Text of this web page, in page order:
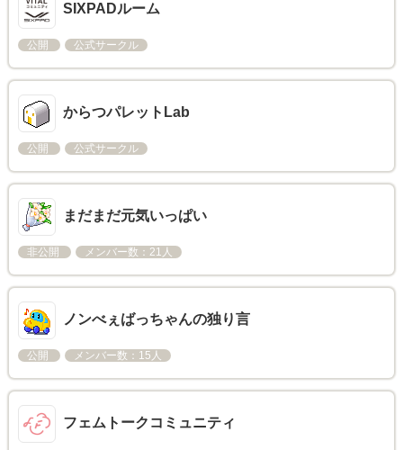
SIXPADルーム
公開 公式サークル
からつパレットLab
公開 公式サークル
まだまだ元気いっぱい
非公開 メンバー数：21人
ノンべぇばっちゃんの独り言
公開 メンバー数：15人
フェムトークコミュニティ